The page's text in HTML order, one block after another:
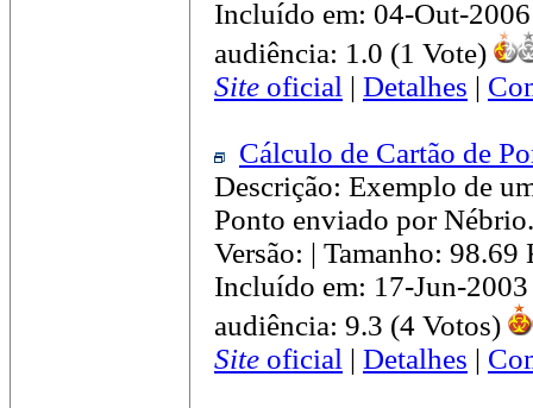
Incluído em: 04-Out-
audiência: 1.0 (1 Vote)
Site oficial | Detalhes |
Cálculo de Cartão de
Descrição: Exemplo de
Ponto enviado por
Versão: | Tamanho: 98.69
Incluído em: 17-Jun-
audiência: 9.3 (4 Votos)
Site oficial | Detalhes |